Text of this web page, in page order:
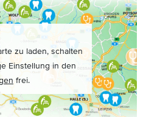
zu laden, schalten
Einstellung in den
frei.